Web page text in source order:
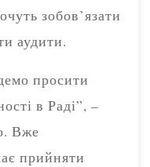
зобов’язати
аудити.
просити
в Раді”, –
Вже
прийняти